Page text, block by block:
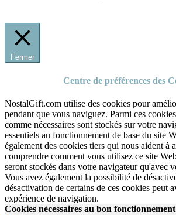
Fermer
Centre de préférences des
NostalGift.com utilise des cookies pour
pendant que vous naviguez. Parmi ces
comme nécessaires sont stockés sur votre
essentiels au fonctionnement de base du site
également des cookies tiers qui nous aident à
comprendre comment vous utilisez ce site
seront stockés dans votre navigateur qu'avec
Vous avez également la possibilité de
désactivation de certains de ces cookies peut
expérience de navigation.
Cookies nécessaires au bon fonctionnement